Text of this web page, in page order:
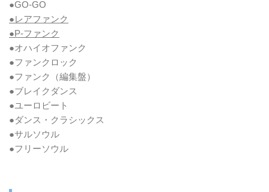
●GO-GO
●レアファンク
●P-ファンク
●オハイオファンク
●ファンクロック
●ファンク
（編集盤）
●ブレイクダンス
●ユーロビート
●ダンス・クラシックス
●サルソウル
●フリーソウル